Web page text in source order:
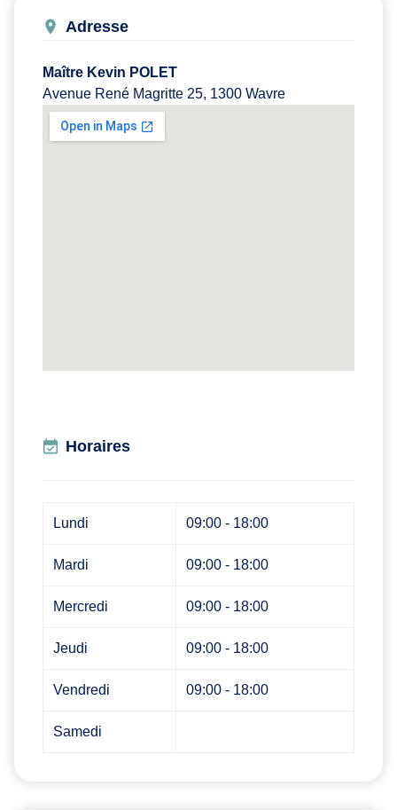
Adresse
Maître Kevin POLET
Avenue René Magritte 25, 1300 Wavre
Horaires
Lundi 09:00 - 18:00
Mardi 09:00 - 18:00
Mercredi 09:00 - 18:00
Jeudi 09:00 - 18:00
Vendredi 09:00 - 18:00
Samedi